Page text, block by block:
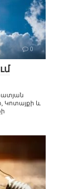
0
Կոտայքի և